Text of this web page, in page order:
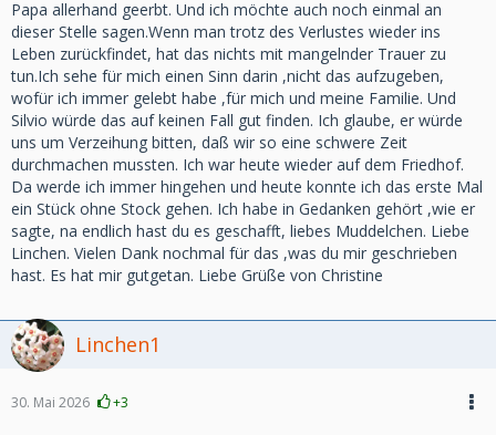
Papa allerhand geerbt. Und ich möchte auch noch einmal an
dieser Stelle sagen.Wenn man trotz des Verlustes wieder ins
Leben zurückfindet, hat das nichts mit mangelnder Trauer zu
tun.Ich sehe für mich einen Sinn darin ,nicht das aufzugeben,
wofür ich immer gelebt habe ,für mich und meine Familie. Und
Silvio würde das auf keinen Fall gut finden. Ich glaube, er würde
uns um Verzeihung bitten, daß wir so eine schwere Zeit
durchmachen mussten. Ich war heute wieder auf dem Friedhof.
Da werde ich immer hingehen und heute konnte ich das erste Mal
ein Stück ohne Stock gehen. Ich habe in Gedanken gehört ,wie er
sagte, na endlich hast du es geschafft, liebes Muddelchen. Liebe
Linchen. Vielen Dank nochmal für das ,was du mir geschrieben
hast. Es hat mir gutgetan. Liebe Grüße von Christine
Linchen1
30. Mai 2026 +3